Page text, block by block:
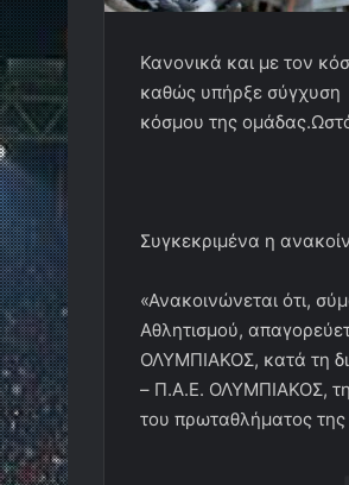
Κανονικά και με τον
καθώς υπήρξε σύγχυση
κόσμου της
Συγκεκριμένα η
«Ανακοινώνεται ότι,
Αθλητισμού,
ΟΛΥΜΠΙΑΚΟΣ, κατά τη
– Π.Α.Ε. ΟΛΥΜΠΙΑΚΟΣ,
του πρωταθλήματος της